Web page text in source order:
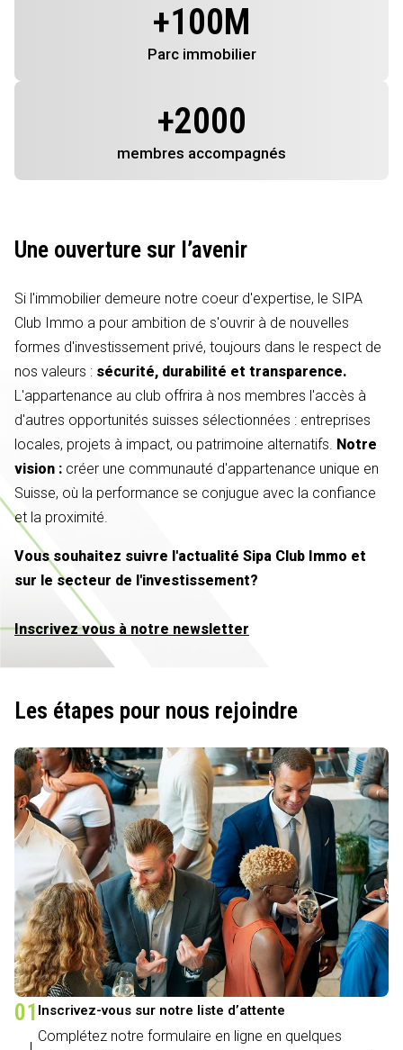
+100M
Parc immobilier
+2000
membres accompagnés
Une ouverture sur l’avenir
Si l'immobilier demeure notre coeur d'expertise, le SIPA
Club Immo a pour ambition de s'ouvrir à de nouvelles
formes d'investissement privé, toujours dans le respect de
nos valeurs : sécurité, durabilité et transparence.
L'appartenance au club offrira à nos membres l'accès à
d'autres opportunités suisses sélectionnées : entreprises
locales, projets à impact, ou patrimoine alternatifs. Notre
vision : créer une communauté d'appartenance unique en
Suisse, où la performance se conjugue avec la confiance
et la proximité.
Vous souhaitez suivre l'actualité Sipa Club Immo et
sur le secteur de l'investissement?
Inscrivez vous à notre newsletter
Les étapes pour nous rejoindre
01 Inscrivez-vous sur notre liste d’attente
Complétez notre formulaire en ligne en quelques